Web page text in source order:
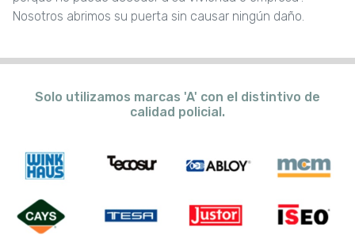
Nosotros abrimos su puerta sin causar ningún daño.
Solo utilizamos marcas 'A' con el distintivo de
calidad policial.